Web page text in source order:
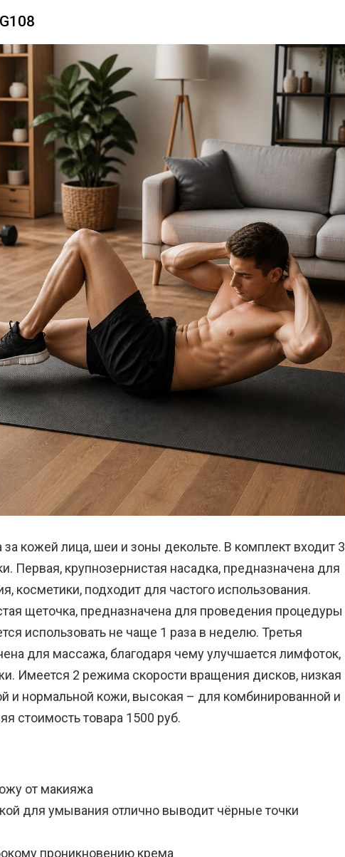
кожей лица, шеи и зоны декольте. В комплект входит 3
Первая, крупнозернистая насадка, предназначена для
косметики, подходит для частого использования.
щеточка, предназначена для проведения процедуры
использовать не чаще 1 раза в неделю. Третья
для массажа, благодаря чему улучшается лимфоток,
Имеется 2 режима скорости вращения дисков, низкая
и нормальной кожи, высокая – для комбинированной и
стоимость товара 1500 руб.
от макияжа
для умывания отлично выводит чёрные точки
проникновению крема